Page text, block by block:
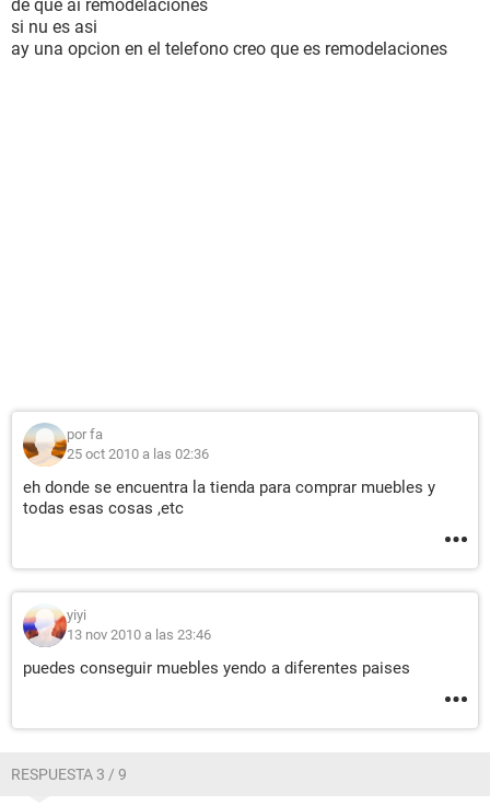
de que ai remodelaciones
si nu es asi
ay una opcion en el telefono creo que es remodelaciones
por fa
25 oct 2010 a las 02:36
eh donde se encuentra la tienda para comprar muebles y
todas esas cosas ,etc
yiyi
13 nov 2010 a las 23:46
puedes conseguir muebles yendo a diferentes paises
RESPUESTA 3 / 9